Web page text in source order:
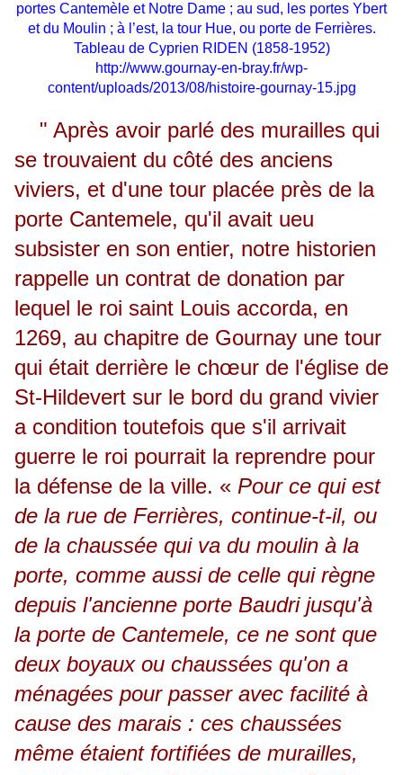
portes Cantemèle et Notre Dame ; au sud, les portes Ybert
et du Moulin ; à l’est, la tour Hue, ou porte de Ferrières.
Tableau de Cyprien RIDEN (1858-1952)
http://www.gournay-en-bray.fr/wp-
content/uploads/2013/08/histoire-gournay-15.jpg
" Après avoir parlé des murailles qui
se trouvaient du côté des anciens
viviers, et d'une tour placée près de la
porte Cantemele, qu'il avait ueu
subsister en son entier, notre historien
rappelle un contrat de donation par
lequel le roi saint Louis accorda, en
1269, au chapitre de Gournay une tour
qui était derrière le chœur de l'église de
St-Hildevert sur le bord du grand vivier
a condition toutefois que s'il arrivait
guerre le roi pourrait la reprendre pour
la défense de la ville. « Pour ce qui est
de la rue de Ferrières, continue-t-il, ou
de la chaussée qui va du moulin à la
porte, comme aussi de celle qui règne
depuis l'ancienne porte Baudri jusqu'à
la porte de Cantemele, ce ne sont que
deux boyaux ou chaussées qu'on a
ménagées pour passer avec facilité à
cause des marais : ces chaussées
même étaient fortifiées de murailles,